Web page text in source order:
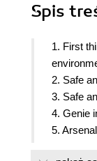
Spis
1. First
2. Safe
3. Safe
4. Genie
5.